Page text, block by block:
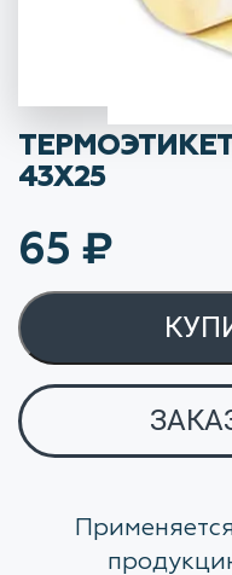
43Х25
65 ₽